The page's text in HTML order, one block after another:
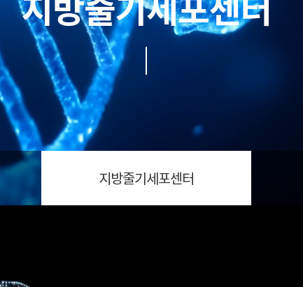
지방줄기세포센터
지방줄기세포센터